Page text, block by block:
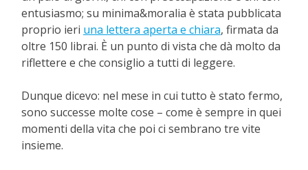
entusiasmo; su minima&moralia è stata pubblicata
proprio ieri una lettera aperta e chiara, firmata da
oltre 150 librai. È un punto di vista che dà molto da
riflettere e che consiglio a tutti di leggere.
Dunque dicevo: nel mese in cui tutto è stato fermo,
sono successe molte cose – come è sempre in quei
momenti della vita che poi ci sembrano tre vite
insieme.